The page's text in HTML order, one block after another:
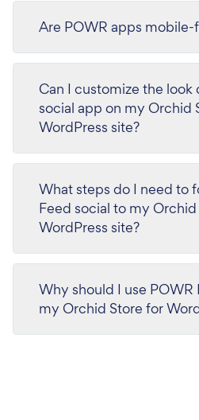
Are POWR apps
Can I customize the look
social app on my Orchid
WordPress site?
What steps do I need to
Feed social to my
WordPress site?
Why should I use POWR
my Orchid Store for